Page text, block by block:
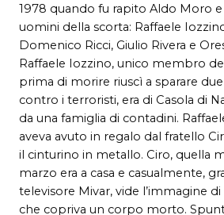
1978 quando fu rapito Aldo Moro
uomini della scorta: Raffaele
Domenico Ricci, Giulio Rivera e
Raffaele Iozzino, unico membro
prima di morire riuscì a sparare
contro i terroristi, era di Casola di
da una famiglia di contadini.
aveva avuto in regalo dal fratello
il cinturino in metallo. Ciro, quella
marzo era a casa e casualmente,
televisore Mivar, vide l’immagine
che copriva un corpo morto.